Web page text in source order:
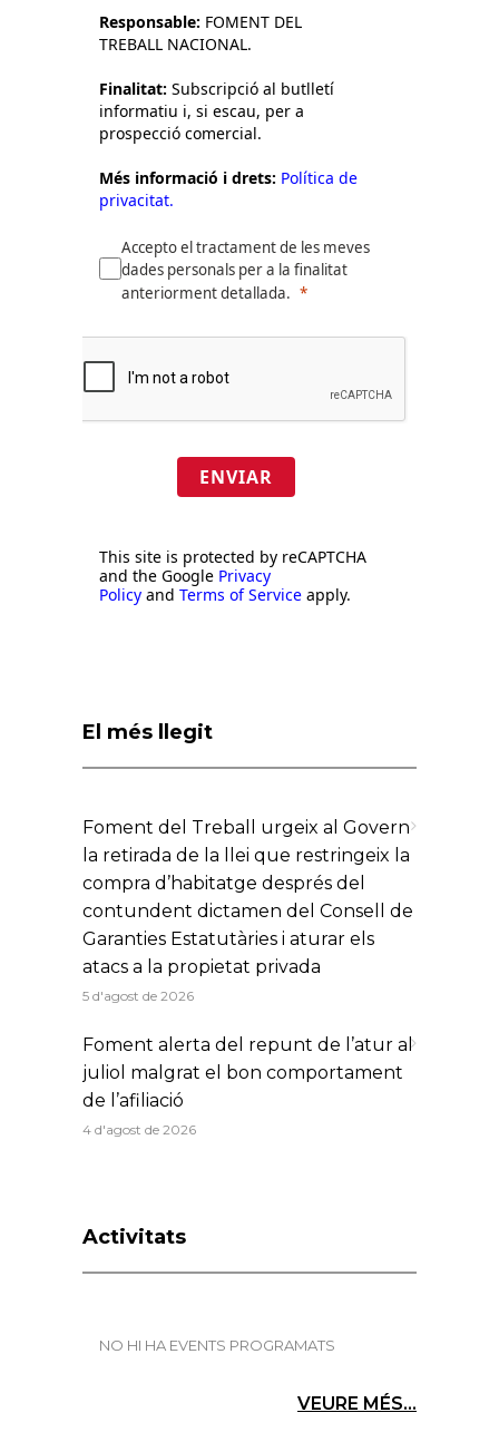
Responsable: FOMENT DEL
TREBALL NACIONAL.
Finalitat: Subscripció al butlletí
informatiu i, si escau, per a
prospecció comercial.
Més informació i drets: Política de
privacitat.
Accepto el tractament de les meves
dades personals per a la finalitat
anteriorment detallada.
ENVIAR
This site is protected by reCAPTCHA
and the Google Privacy
Policy and Terms of Service apply.
El més llegit
Foment del Treball urgeix al Govern
la retirada de la llei que restringeix la
compra d’habitatge després del
contundent dictamen del Consell de
Garanties Estatutàries i aturar els
atacs a la propietat privada
5 d'agost de 2026
Foment alerta del repunt de l’atur al
juliol malgrat el bon comportament
de l’afiliació
4 d'agost de 2026
Activitats
NO HI HA EVENTS PROGRAMATS
VEURE MÉS...